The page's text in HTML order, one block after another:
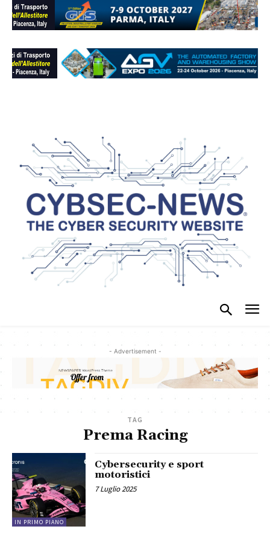
- Advertisement -
TAG
Prema Racing
IN PRIMO PIANO
Cybersecurity e sport
motoristici
7 Luglio 2025